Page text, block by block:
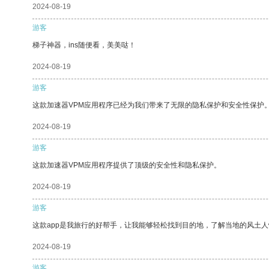
2024-08-19
游客
梯子神器，ins随便看，美美哒！
2024-08-19
游客
这款加速器VPM应用程序已经为我们带来了无限的隐私保护和安全性保护
2024-08-19
游客
这款加速器VPM应用程序提供了顶级的安全性和隐私保护。
2024-08-19
游客
这款app是我旅行的好帮手，让我能够轻松找到目的地，了解当地的风土
2024-08-19